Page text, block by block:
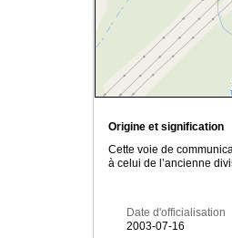
Origine et signification
Cette voie de
à celui de l’ancienne
Date d'officialisation
2003-07-16